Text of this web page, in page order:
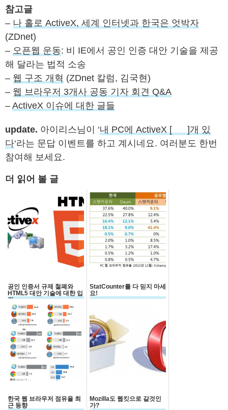
참고글
– 나 홀로 ActiveX, 세계 인터넷과 한국은 엇박자
(ZDnet)
– 오픈웹 운동: 비 IE에서 공인 인증 대안 기술을 제공
해 달라는 법적 소송
– 웹 구조 개혁 (ZDnet 칼럼, 김국현)
– 웹 브라우저 3개사 공동 기자 회견 Q&A
– ActiveX 이슈에 대한 글들
update. 아이리스님이 ‘내 PC에 ActiveX [ ]개 있
다‘라는 문답 이벤트를 하고 계시네요. 여러분도 한번
참여해 보세요.
더 읽어 볼 글
공인 인증서 규제 철폐와
HTML5 대안 기술에 대한 입
장
StatCounter를 다 믿지 마세
요!
한국 웹 브라우저 점유율 최
근 동향
Mozilla도 웹킷으로 갈것인
가?